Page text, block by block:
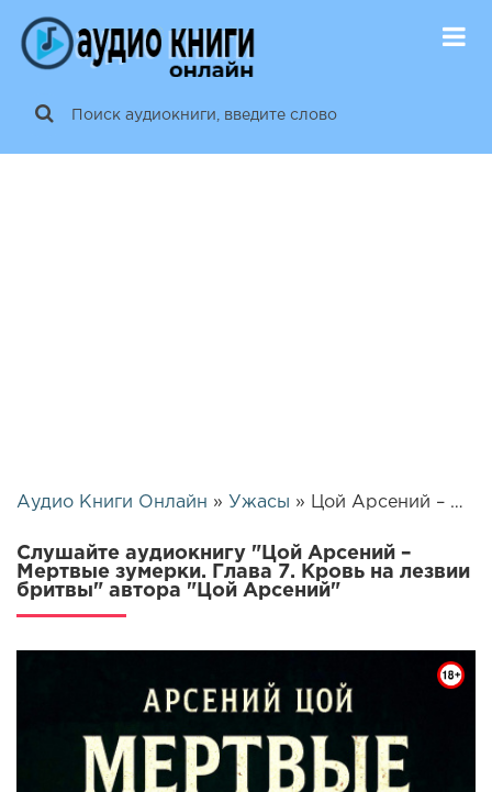
Аудио Книги Онлайн » Ужасы » Цой Арсений – Мертвые зумерки. Глава 7. Кровь на лезвии бритвы | 26417
Слушайте аудиокнигу "Цой Арсений –
Мертвые зумерки. Глава 7. Кровь на лезвии
бритвы" автора "Цой Арсений"